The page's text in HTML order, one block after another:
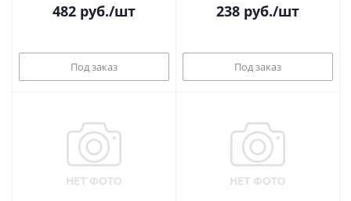
482 руб./шт
Под заказ
238 руб./шт
Под заказ